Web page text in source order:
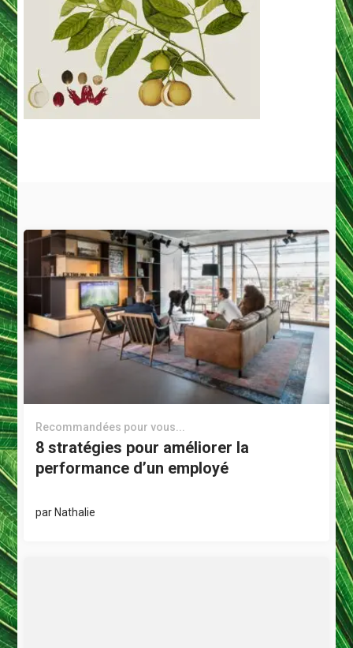
Recommandées pour vous...
8 stratégies pour améliorer la
performance d’un employé
par Nathalie